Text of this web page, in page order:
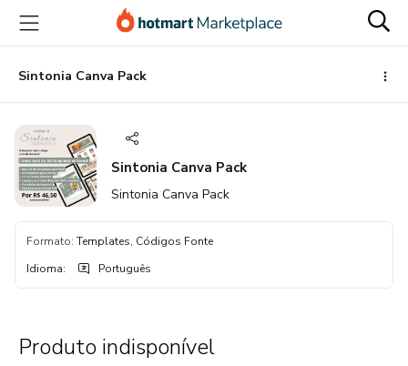
para
conteúdo
principal
para
pagamento
para
rodapé
Sintonia Canva Pack
Sintonia Canva Pack
Sintonia Canva Pack
Formato: Templates, Códigos Fonte
Idioma: Português
Produto indisponível